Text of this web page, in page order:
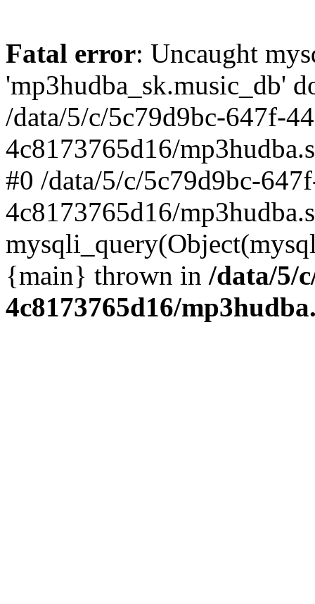
Fatal error: Uncaught
'mp3hudba_sk.music_db'
/data/5/c/5c79d9bc-647f-
4c8173765d16/
#0 /data/5/c/5c79d9bc-
4c8173765d16/
{main} thrown in /data/5/
4c8173765d16/